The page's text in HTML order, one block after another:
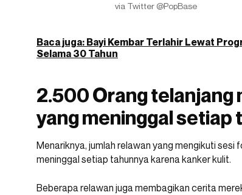
via Twitter @PopBase
Baca juga: Bayi Kembar Terlahir Lewat
Selama 30 Tahun
2.500 Orang telanjang
yang meninggal setiap
Menariknya, jumlah relawan yang mengikuti
meninggal setiap tahunnya karena kanker kulit.
Beberapa relawan juga membagikan cerita